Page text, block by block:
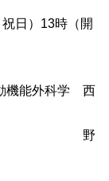
日）13時（開
機能外科学 西
野